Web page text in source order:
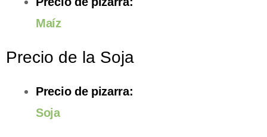
Maíz
Precio de la Soja
Precio de pizarra:
Soja